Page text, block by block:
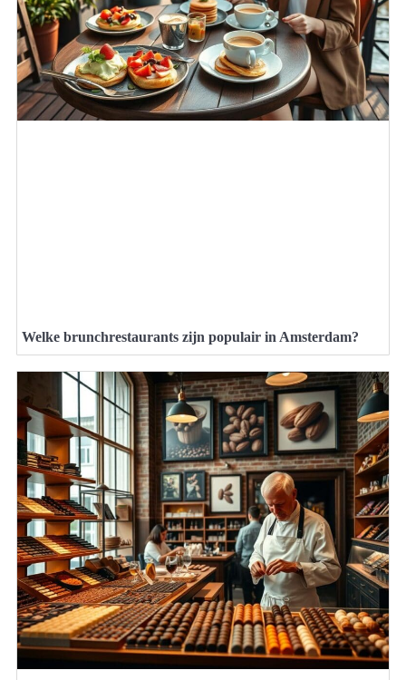
Welke brunchrestaurants zijn populair in Amsterdam?